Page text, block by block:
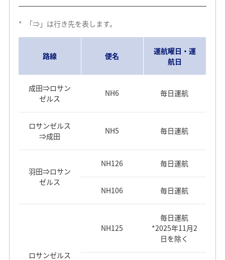
* 「⇒」は行き先を表します。
路線 便名
運航曜日・運
航日
成田⇒ロサン
ゼルス
NH6 毎日運航
ロサンゼルス
⇒成田
NH5 毎日運航
羽田⇒ロサン
ゼルス
NH126 毎日運航
NH106 毎日運航
ロサンゼルス
NH125
毎日運航
*2025年11月2
日を除く